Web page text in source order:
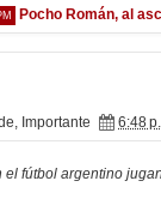
Román, al ascenso
, Importante 6:48
fútbol argentino